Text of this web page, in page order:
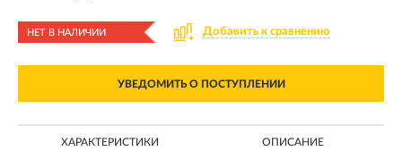
НЕТ В НАЛИЧИИ Добавить к сравнению
УВЕДОМИТЬ О ПОСТУПЛЕНИИ
ХАРАКТЕРИСТИКИ ОПИСАНИЕ